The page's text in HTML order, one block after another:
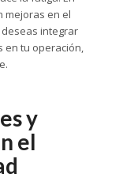
mejoras en el
integrar
en tu operación,
y
el